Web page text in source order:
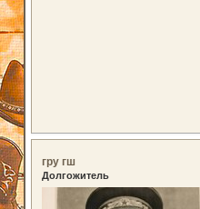
гру гш
Долгожитель